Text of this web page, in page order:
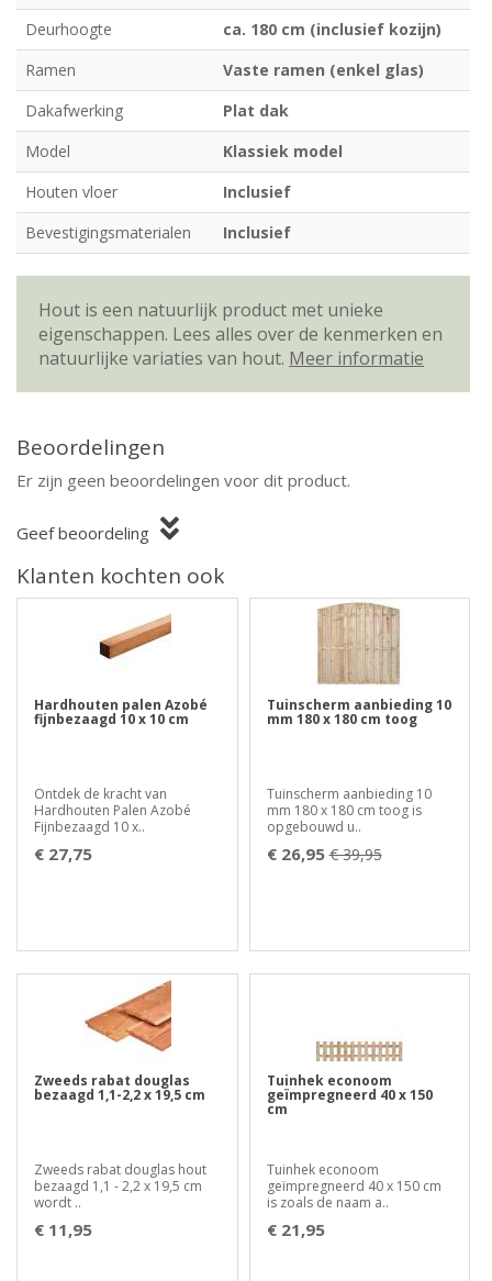
Deurhoogte
ca. 180 cm (inclusief kozijn)
Ramen
Vaste ramen (enkel glas)
Dakafwerking
Plat dak
Model
Klassiek model
Houten vloer
Inclusief
Bevestigingsmaterialen
Inclusief
Hout is een natuurlijk product met unieke
eigenschappen. Lees alles over de kenmerken en
natuurlijke variaties van hout. Meer informatie
Beoordelingen
Er zijn geen beoordelingen voor dit product.
Geef beoordeling
Klanten kochten ook
Hardhouten palen Azobé
fijnbezaagd 10 x 10 cm
Ontdek de kracht van
Hardhouten Palen Azobé
Fijnbezaagd 10 x..
€ 27,75
Tuinscherm aanbieding 10
mm 180 x 180 cm toog
Tuinscherm aanbieding 10
mm 180 x 180 cm toog is
opgebouwd u..
€ 26,95 € 39,95
Zweeds rabat douglas
bezaagd 1,1-2,2 x 19,5 cm
Zweeds rabat douglas hout
bezaagd 1,1 - 2,2 x 19,5 cm
wordt ..
€ 11,95
Tuinhek econoom
geïmpregneerd 40 x 150
cm
Tuinhek econoom
geïmpregneerd 40 x 150 cm
is zoals de naam a..
€ 21,95